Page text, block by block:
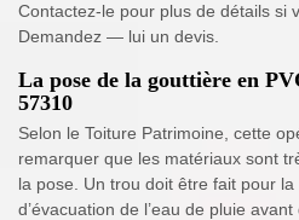
Contactez-le pour plus de détails si
Demandez — lui un devis.
La pose de la gouttière en
57310
Selon le Toiture Patrimoine, cette
remarquer que les matériaux sont
la pose. Un trou doit être fait pour
d’évacuation de l’eau de pluie